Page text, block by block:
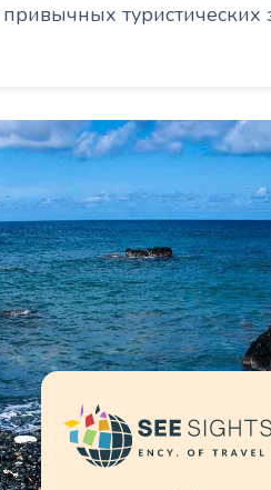
привычных туристических